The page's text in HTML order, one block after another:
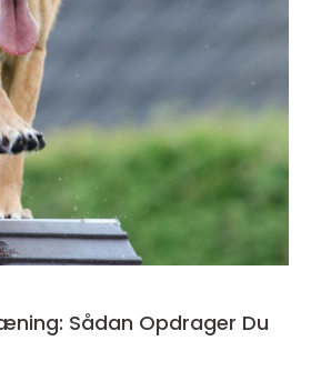
Sådan Opdrager Du